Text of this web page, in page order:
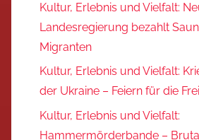
Kultur, Erlebnis und Vielfalt:
Landesregierung bezahlt
Migranten
Kultur, Erlebnis und Vielfalt:
der Ukraine – Feiern für die
Kultur, Erlebnis und Vielfalt:
Hammermörderbande –